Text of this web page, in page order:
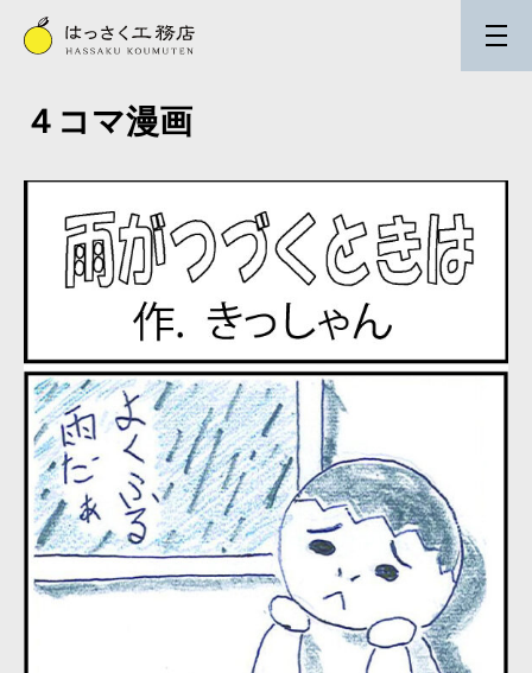
４コマ漫画